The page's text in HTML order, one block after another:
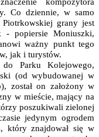
Co dziennie, w samo
grany jest
- popiersie Moniuszki,
ważny punkt tego
jak i turystów.
Parku Kolejowego,
(od wybudowanej w
został on założony w
w mieście, mający na
poszukiwali zielonej
jedynym ogrodem
który znajdował się w